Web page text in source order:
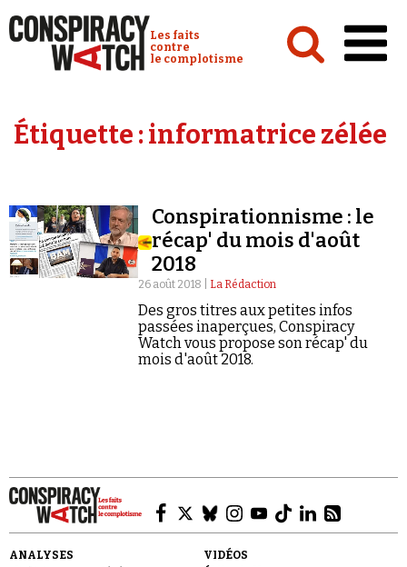
Conspiracy Watch :
Les faits
contre
le complotisme
Analyses
Vidéos
Émissions
Revues de presse
Faire un don
Étiquette :informatrice zélée
Conspirationnisme : le
récap' du mois d'août
2018
26 août 2018 | La Rédaction
Des gros titres aux petites infos
passées inaperçues, Conspiracy
Watch vous propose son récap' du
mois d'août 2018.
ANALYSES
VIDÉOS